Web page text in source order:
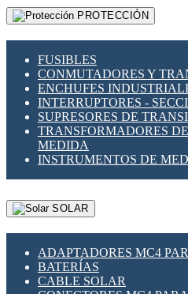
PROTECCIÓN
FUSIBLES
CONMUTADORES Y
ENCHUFES
INTERRUPTORES -
SUPRESORES DE
TRANSFORMADORES
MEDIDA
INSTRUMENTOS DE
SOLAR
ADAPTADORES MC4
BATERÍAS
CABLE SOLAR